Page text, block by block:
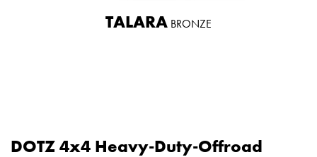
TALARA BRONZE
DOTZ 4x4 Heavy-Duty-Offroad